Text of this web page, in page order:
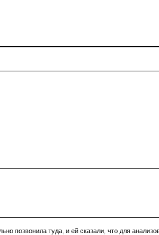
позвонила туда, и ей сказали, что для